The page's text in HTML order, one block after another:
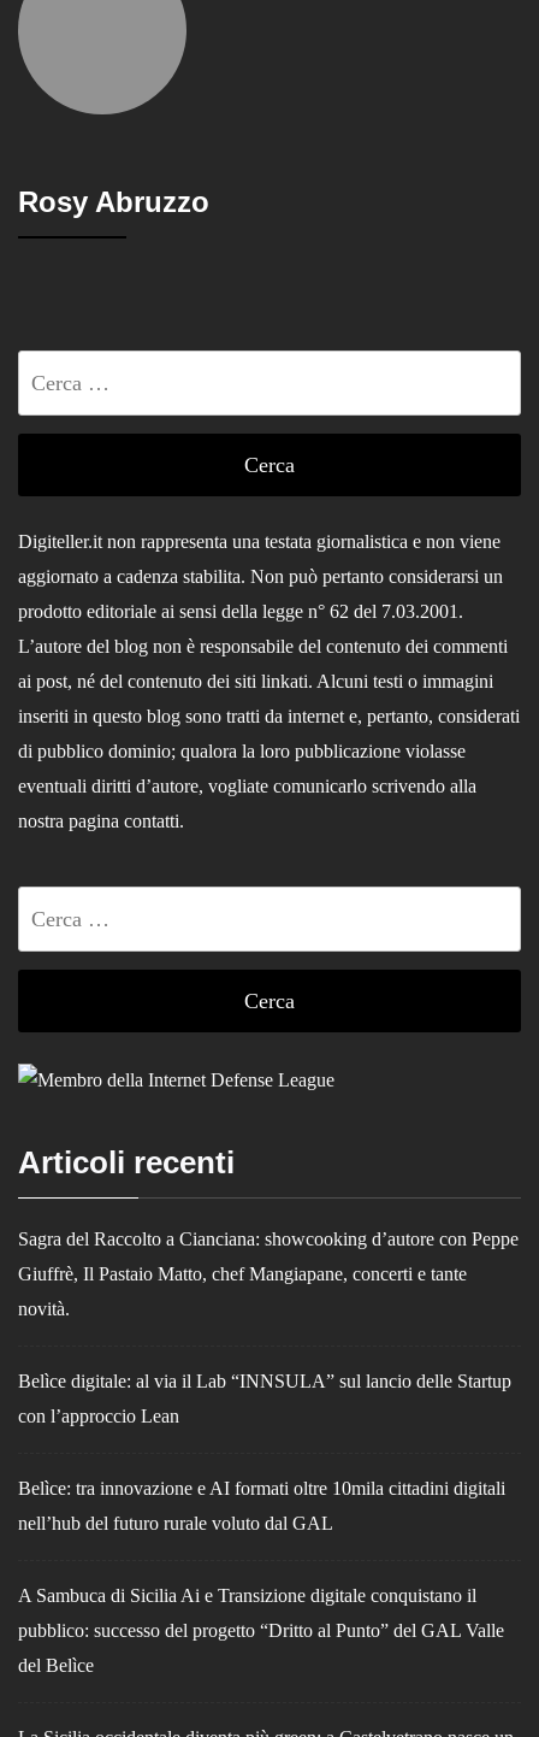
Rosy Abruzzo
Digiteller.it non rappresenta una testata giornalistica e non viene
aggiornato a cadenza stabilita. Non può pertanto considerarsi un
prodotto editoriale ai sensi della legge n° 62 del 7.03.2001.
L’autore del blog non è responsabile del contenuto dei commenti
ai post, né del contenuto dei siti linkati. Alcuni testi o immagini
inseriti in questo blog sono tratti da internet e, pertanto, considerati
di pubblico dominio; qualora la loro pubblicazione violasse
eventuali diritti d’autore, vogliate comunicarlo scrivendo alla
nostra pagina contatti.
Articoli recenti
Sagra del Raccolto a Cianciana: showcooking d’autore con Peppe
Giuffrè, Il Pastaio Matto, chef Mangiapane, concerti e tante
novità.
Belìce digitale: al via il Lab “INNSULA” sul lancio delle Startup
con l’approccio Lean
Belìce: tra innovazione e AI formati oltre 10mila cittadini digitali
nell’hub del futuro rurale voluto dal GAL
A Sambuca di Sicilia Ai e Transizione digitale conquistano il
pubblico: successo del progetto “Dritto al Punto” del GAL Valle
del Belìce